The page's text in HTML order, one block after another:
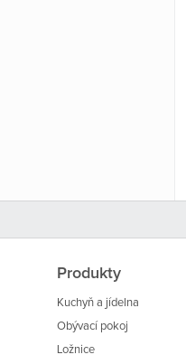
Produkty
Kuchyň a jídelna
Obývací pokoj
Ložnice